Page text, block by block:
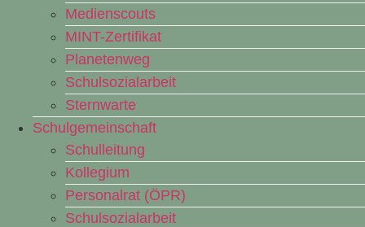
Medienscouts
MINT-Zertifikat
Planetenweg
Schulsozialarbeit
Sternwarte
Schulgemeinschaft
Schulleitung
Kollegium
Personalrat (ÖPR)
Schulsozialarbeit